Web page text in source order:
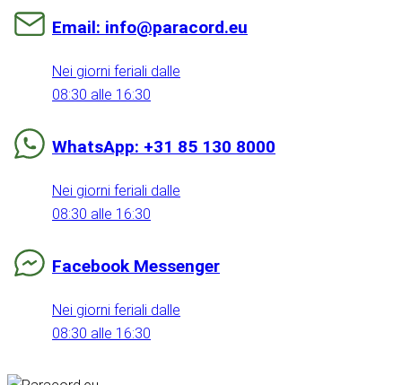
Email: info@paracord.eu
Nei giorni feriali dalle
08:30 alle 16:30
WhatsApp: +31 85 130 8000
Nei giorni feriali dalle
08:30 alle 16:30
Facebook Messenger
Nei giorni feriali dalle
08:30 alle 16:30